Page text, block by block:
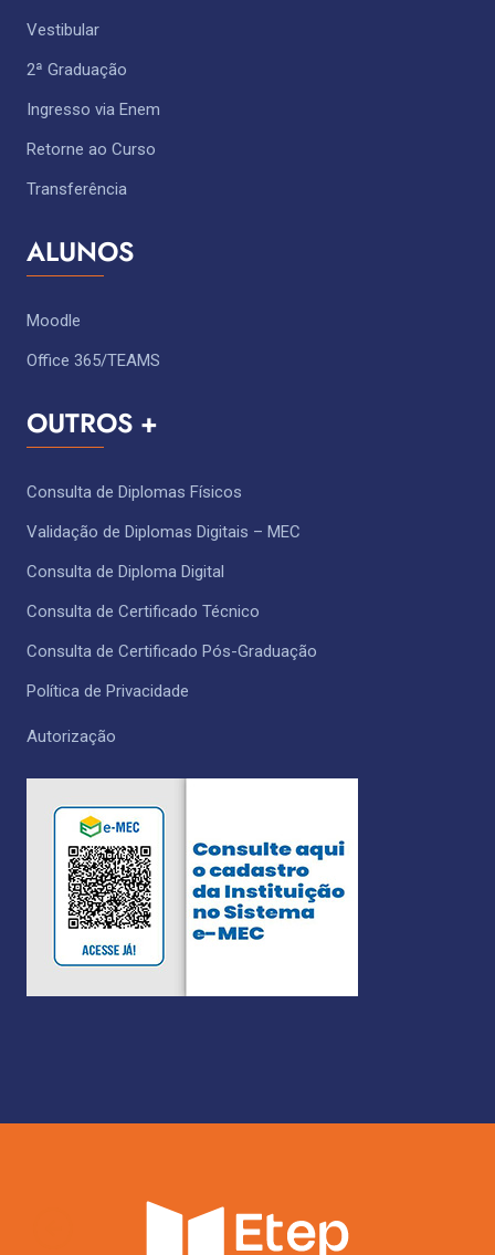
Vestibular
2ª Graduação
Ingresso via Enem
Retorne ao Curso
Transferência
ALUNOS
Moodle
Office 365/TEAMS
OUTROS +
Consulta de Diplomas Físicos
Validação de Diplomas Digitais – MEC
Consulta de Diploma Digital
Consulta de Certificado Técnico ​
Consulta de Certificado Pós-Graduação
Política de Privacidade
Autorização